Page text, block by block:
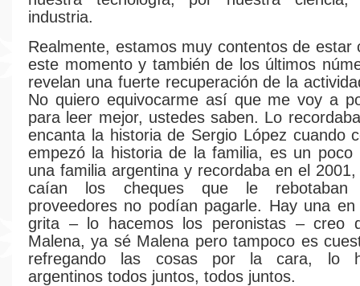
industria.
Realmente, estamos muy contentos de estar
este momento y también de los últimos
revelan una fuerte recuperación de la
No quiero equivocarme así que me voy a
para leer mejor, ustedes saben. Lo
encanta la historia de Sergio López cuando
empezó la historia de la familia, es un poco
una familia argentina y recordaba en el
caían los cheques que le rebotaban
proveedores no podían pagarle. Hay una
grita – lo hacemos los peronistas – creo
Malena, ya sé Malena pero tampoco es
refregando las cosas por la cara, lo
argentinos todos juntos, todos juntos.